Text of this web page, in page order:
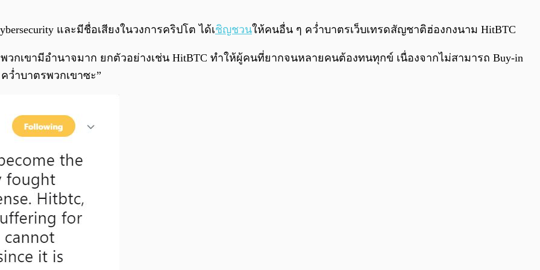
0:00
และมีชื่อเสียงในวงการคริปโต ได้เชิญชวนให้คนอื่น ๆ คว่ำบาตรเว็บเทรดสัญชาติฮ่องกงนาม HitBTC
วกเขามีอำนาจมาก ยกตัวอย่างเช่น HitBTC ทำให้ผู้คนที่ยากจนหลายคนต้องทนทุกข์ เนื่องจากไม่สามารถ Buy-in
ว่ำบาตรพวกเขาซะ”